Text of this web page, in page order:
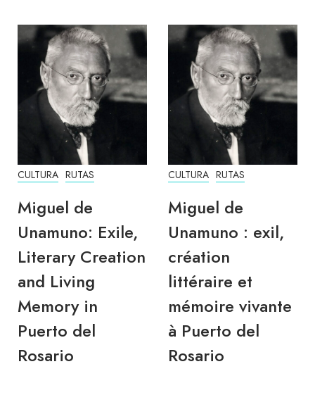
CULTURA RUTAS
Miguel de
Unamuno: Exile,
Literary Creation
and Living
Memory in
Puerto del
Rosario
CULTURA RUTAS
Miguel de
Unamuno : exil,
création
littéraire et
mémoire vivante
à Puerto del
Rosario